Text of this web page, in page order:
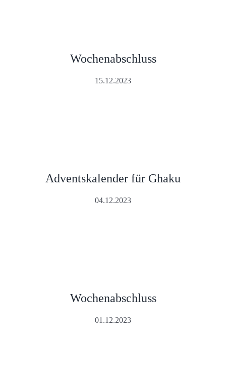
Wochenabschluss
15.12.2023
Adventskalender für Ghaku
04.12.2023
Wochenabschluss
01.12.2023